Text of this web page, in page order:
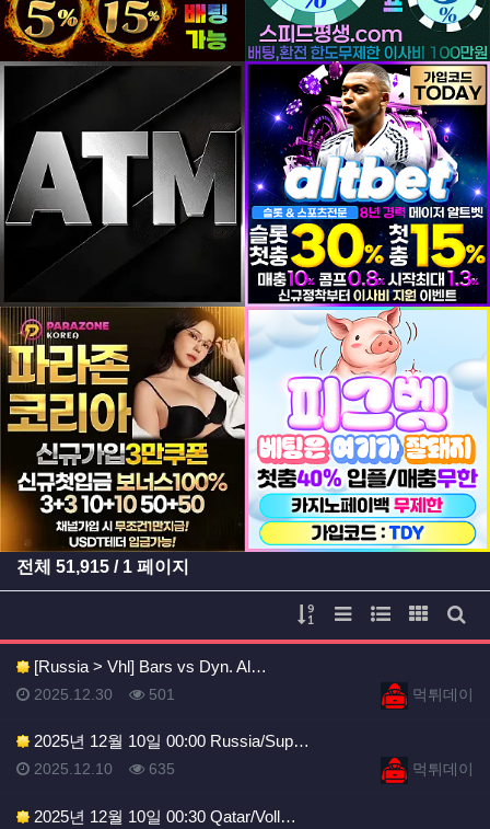
등록일 등록일
등록일 등록일
등록일 등록일
전체 51,915 / 1 페이지
게시물 정렬
리스트 스타일
웹진 스타일
갤러리
게
[Russia > Vhl] Bars vs Dyn. Al…
등록자먹튀데이
등록일
2025.12.30 조회
501
2025년 12월 10일 00:00 Russia/Sup…
등록자먹튀데이
등록일
2025.12.10 조회
635
2025년 12월 10일 00:30 Qatar/Voll…